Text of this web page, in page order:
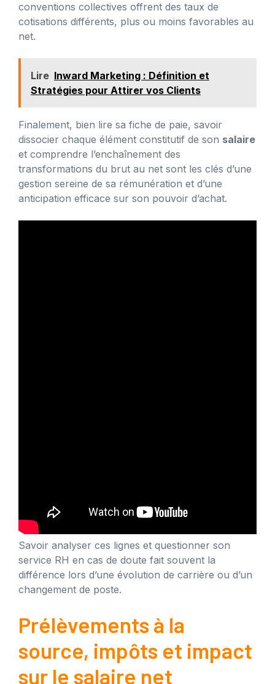
conventions collectives offrent des taux de
cotisations différents, plus ou moins favorables au
net.
Lire Inward Marketing : Définition et
Stratégies pour Attirer vos Clients
Finalement, bien lire sa fiche de paie, savoir
dissocier chaque élément constitutif de son salaire
et comprendre l’enchaînement des
transformations du brut au net sont les clés d’une
gestion sereine de sa rémunération et d’une
anticipation efficace sur son pouvoir d’achat.
Savoir analyser ces lignes et questionner son
service RH en cas de doute fait souvent la
différence lors d’une évolution de carrière ou d’un
changement de poste.
Prélèvements à la
source, impôts et impact
sur le salaire net